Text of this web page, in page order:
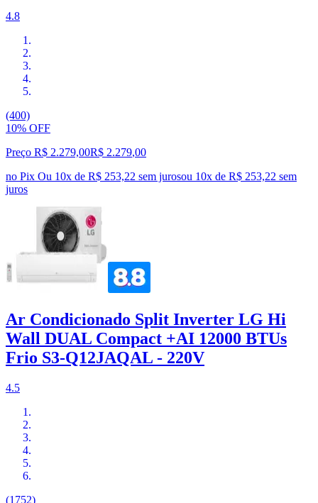
4.8
(400)
10% OFF
Preço R$ 2.279,00R$ 2.279,00
no Pix Ou 10x de R$ 253,22 sem jurosou 10x de R$ 253,22 sem
juros
Ar Condicionado Split Inverter LG Hi
Wall DUAL Compact +AI 12000 BTUs
Frio S3-Q12JAQAL - 220V
4.5
(1752)